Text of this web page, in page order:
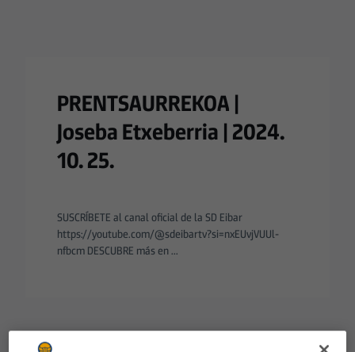
PRENTSAURREKOA |
Joseba Etxeberria | 2024.
10. 25.
SUSCRÍBETE al canal oficial de la SD Eibar
https://youtube.com/@sdeibartv?si=nxEUvjVUUl-
nfbcm DESCUBRE más en ...